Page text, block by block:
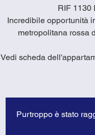
RIF 1130
Incredibile opportunità
metropolitana rossa
Vedi scheda
Purtroppo è stato